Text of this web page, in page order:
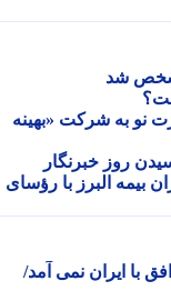
شد
نو به شرکت «بهینه
روز خبرنگار
البرز با رؤسای
ایران نمی آمد/